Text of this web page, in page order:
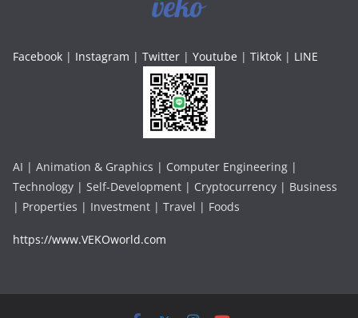
Facebook | Instagram | Twitter | Youtube | Tiktok | LINE
AI | Animation & Graphics | Computer Engineering |
Technology | Self-Development | Cryptocurrency | Business
| Properties | Investment | Travel | Foods
https://www.VEKOworld.com